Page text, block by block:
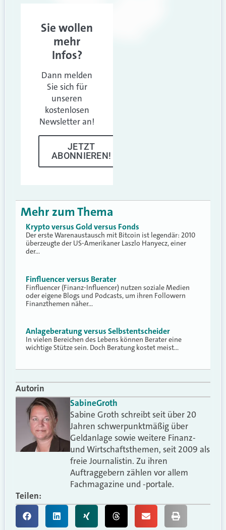
Sie wollen
mehr
Infos?
Dann melden
Sie sich für
unseren
kostenlosen
Newsletter an!
JETZT
ABONNIEREN!
Mehr zum Thema
Krypto versus Gold versus Fonds
Der erste Warenaustausch mit Bitcoin ist legendär: 2010
überzeugte der US-Amerikaner Laszlo Hanyecz, einer
der…
Finfluencer versus Berater
Finfluencer (Finanz-Influencer) nutzen soziale Medien
oder eigene Blogs und Podcasts, um ihren Followern
Finanzthemen näher…
Anlageberatung versus Selbstentscheider
In vielen Bereichen des Lebens können Berater eine
wichtige Stütze sein. Doch Beratung kostet meist…
Autorin
SabineGroth
Sabine Groth schreibt seit über 20
Jahren schwerpunktmäßig über
Geldanlage sowie weitere Finanz-
und Wirtschaftsthemen, seit 2009 als
freie Journalistin. Zu ihren
Auftraggebern zählen vor allem
Fachmagazine und -portale.
Teilen: